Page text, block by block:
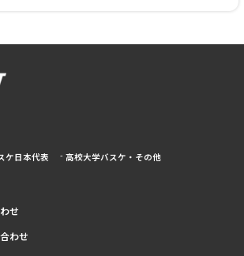
ケ日本代表 高校大学バスケ・その他
せ
わせ